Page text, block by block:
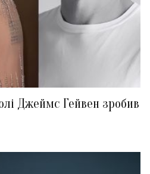
Джеймс Гейвен зробив